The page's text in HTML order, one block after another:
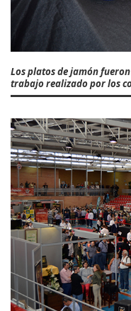
Los platos de jamón
trabajo realizado por los